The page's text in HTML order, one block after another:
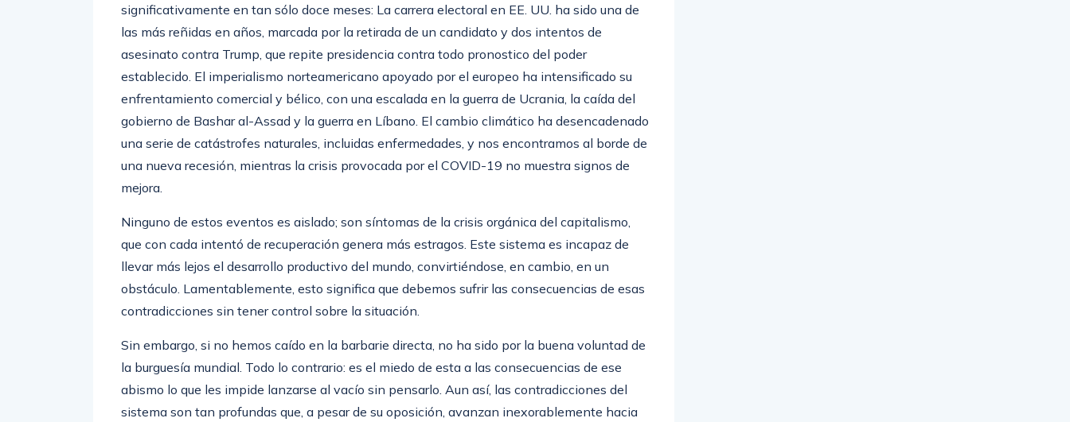
significativamente en tan sólo doce meses: La carrera electoral en EE. UU. ha sido una de
las más reñidas en años, marcada por la retirada de un candidato y dos intentos de
asesinato contra Trump, que repite presidencia contra todo pronostico del poder
establecido. El imperialismo norteamericano apoyado por el europeo ha intensificado su
enfrentamiento comercial y bélico, con una escalada en la guerra de Ucrania, la caída del
gobierno de Bashar al-Assad y la guerra en Líbano. El cambio climático ha desencadenado
una serie de catástrofes naturales, incluidas enfermedades, y nos encontramos al borde de
una nueva recesión, mientras la crisis provocada por el COVID-19 no muestra signos de
mejora.
Ninguno de estos eventos es aislado; son síntomas de la crisis orgánica del capitalismo,
que con cada intentó de recuperación genera más estragos. Este sistema es incapaz de
llevar más lejos el desarrollo productivo del mundo, convirtiéndose, en cambio, en un
obstáculo. Lamentablemente, esto significa que debemos sufrir las consecuencias de esas
contradicciones sin tener control sobre la situación.
Sin embargo, si no hemos caído en la barbarie directa, no ha sido por la buena voluntad de
la burguesía mundial. Todo lo contrario: es el miedo de esta a las consecuencias de ese
abismo lo que les impide lanzarse al vacío sin pensarlo. Aun así, las contradicciones del
sistema son tan profundas que, a pesar de su oposición, avanzan inexorablemente hacia